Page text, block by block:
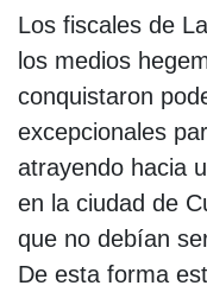
Los fiscales de
los medios
conquistaron
excepcionales
atrayendo hacia
en la ciudad de
que no debían
De esta forma